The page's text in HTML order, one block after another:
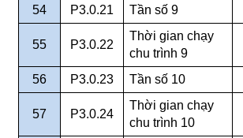
54 P3.0.21 Tần số 9
55 P3.0.22
Thời gian chạy
chu trình 9
56 P3.0.23 Tần số 10
57 P3.0.24
Thời gian chạy
chu trình 10